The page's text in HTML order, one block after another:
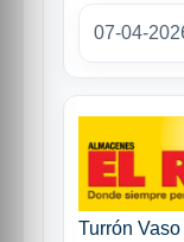
07-04-
Turrón